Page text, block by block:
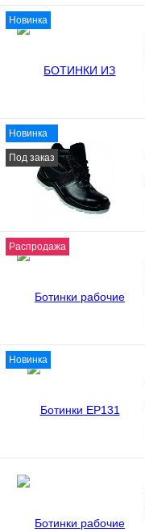
Новинка
Новинка
Под заказ
Распродажа
Новинка